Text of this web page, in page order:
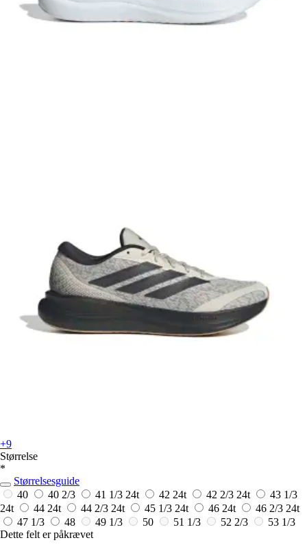
+9
Størrelse
*
Størrelsesguide
40
40 2/3 41 1/3 24t 42 24t 42 2/3 24t
43 1/3
24t
44 24t 44 2/3 24t 45 1/3 24t 46 24t 46 2/3 24t
47 1/3
48 49 1/3 50 51 1/3 52 2/3
53 1/3
Dette felt er påkrævet